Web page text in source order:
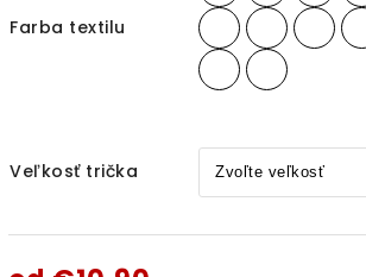
Farba textilu
Veľkosť trička